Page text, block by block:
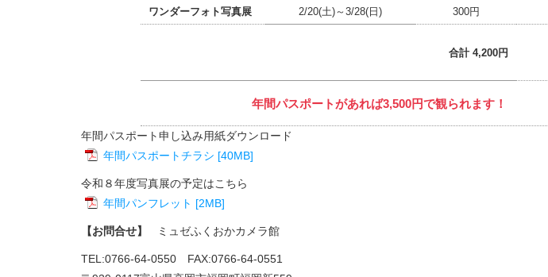
ワンダーフォト写真展 2/20(土)～3/28(日) 300円
合計 4,200円
年間パスポートがあれば3,500円で観られます！
年間パスポート申し込み用紙ダウンロード
年間パスポートチラシ [40MB]
令和８年度写真展の予定はこちら
年間パンフレット [2MB]
【お問合せ】 ミュゼふくおかカメラ館
TEL:0766-64-0550 FAX:0766-64-0551